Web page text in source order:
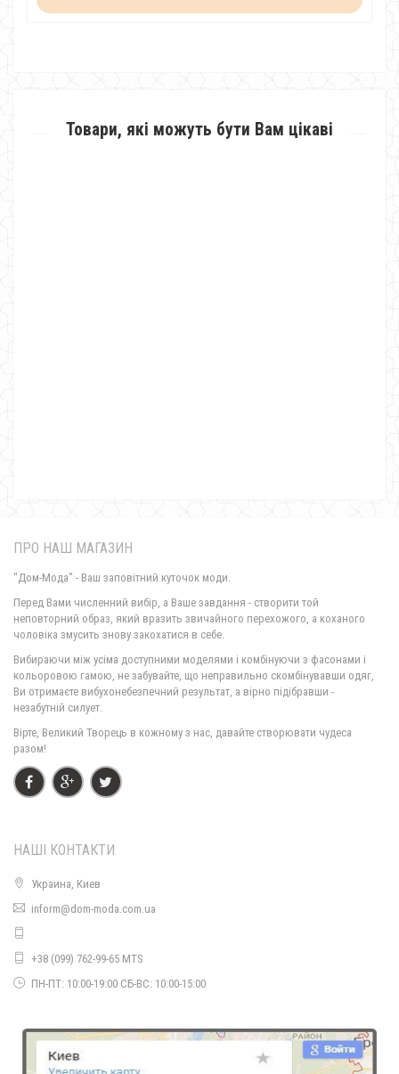
Товари, які можуть бути Вам цікаві
730.00грн.
ПРО НАШ МАГАЗИН
"Дом-Мода" - Ваш заповітний куточок моди.
Перед Вами численний вибір, а Ваше завдання - створити той
неповторний образ, який вразить звичайного перехожого, а коханого
чоловіка змусить знову закохатися в себе.
Вибираючи між усіма доступними моделями і комбінуючи з фасонами і
кольоровою гамою, не забувайте, що неправильно скомбінувавши одяг,
Ви отримаєте вибухонебезпечний результат, а вірно підібравши -
незабутній силует.
Вірте, Великий Творець в кожному з нас, давайте створювати чудеса
разом!
НАШІ КОНТАКТИ
Украина, Киев
inform@dom-moda.com.ua
+38 (099) 762-99-65 MTS
ПН-ПТ: 10:00-19:00 СБ-ВС: 10:00-15:00